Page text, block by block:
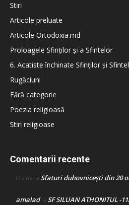
Stiri
Articole preluate
Articole Ortodoxia.md
Proloagele Sfinților și a Sfintelor
6. Acatiste închinate Sfinților și
Rugăciuni
Fără categorie
Poezia religioasă
Stiri religioase
Comentarii recente
Doina la Sfaturi duhovnicești din 20
amaladla SF SILUAN ATHONITUL -